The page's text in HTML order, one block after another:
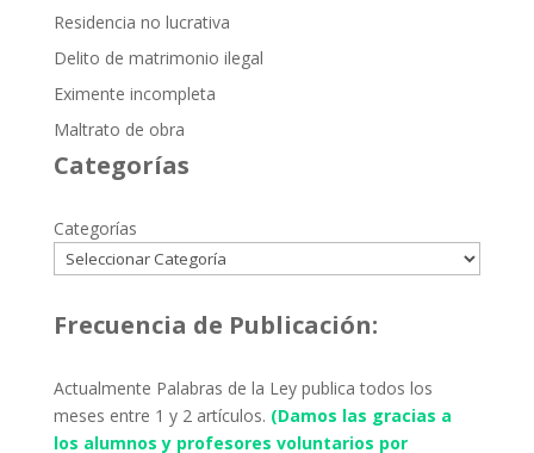
Residencia no lucrativa
Delito de matrimonio ilegal
Eximente incompleta
Maltrato de obra
Categorías
Categorías
Frecuencia de Publicación:
Actualmente Palabras de la Ley publica todos los
meses entre 1 y 2 artículos. (Damos las gracias a
los alumnos y profesores voluntarios por